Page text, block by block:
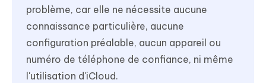
problème, car elle ne nécessite aucune
connaissance particulière, aucune
configuration préalable, aucun appareil ou
numéro de téléphone de confiance, ni même
l'utilisation d'iCloud.